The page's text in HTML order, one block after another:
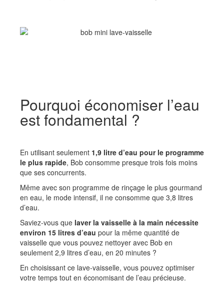
Pourquoi économiser l’eau
est fondamental ?
En utilisant seulement 1,9 litre d’eau pour le programme
le plus rapide, Bob consomme presque trois fois moins
que ses concurrents.
Même avec son programme de rinçage le plus gourmand
en eau, le mode intensif, il ne consomme que 3,8 litres
d’eau.
Saviez-vous que laver la vaisselle à la main nécessite
environ 15 litres d’eau pour la même quantité de
vaisselle que vous pouvez nettoyer avec Bob en
seulement 2,9 litres d’eau, en 20 minutes ?
En choisissant ce lave-vaisselle, vous pouvez optimiser
votre temps tout en économisant de l’eau précieuse.